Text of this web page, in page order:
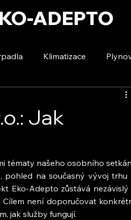
ADEPTO
Klimatizace
Voda a
Jak
tématy našeho osobního
pohled na současný vývoj trhu
Eko-Adepto zůstává nezávislý
Cílem není doporučovat
jak služby fungují.